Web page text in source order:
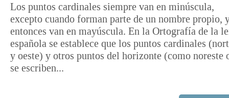
Los puntos cardinales siempre van en minúscula,
excepto cuando forman parte de un nombre propio,
entonces van en mayúscula. En la Ortografía de la
española se establece que los puntos cardinales
y oeste) y otros puntos del horizonte (como noreste
se escriben...